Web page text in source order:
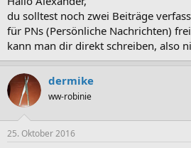
du solltest noch zwei Beiträge
für PNs (Persönliche Nachrichten)
kann man dir direkt schreiben, also
dermike
ww-robinie
25. Oktober 2016